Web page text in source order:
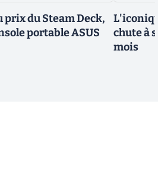
prix du Steam Deck,
portable ASUS
chute à
mois